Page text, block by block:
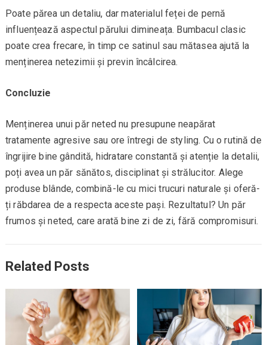
Poate părea un detaliu, dar materialul feței de pernă
influențează aspectul părului dimineața. Bumbacul clasic
poate crea frecare, în timp ce satinul sau mătasea ajută la
menținerea netezimii și previn încâlcirea.
Concluzie
Menținerea unui păr neted nu presupune neapărat
tratamente agresive sau ore întregi de styling. Cu o rutină de
îngrijire bine gândită, hidratare constantă și atenție la detalii,
poți avea un păr sănătos, disciplinat și strălucitor. Alege
produse blânde, combină-le cu mici trucuri naturale și oferă-
ți răbdarea de a respecta aceste pași. Rezultatul? Un păr
frumos și neted, care arată bine zi de zi, fără compromisuri.
Related Posts